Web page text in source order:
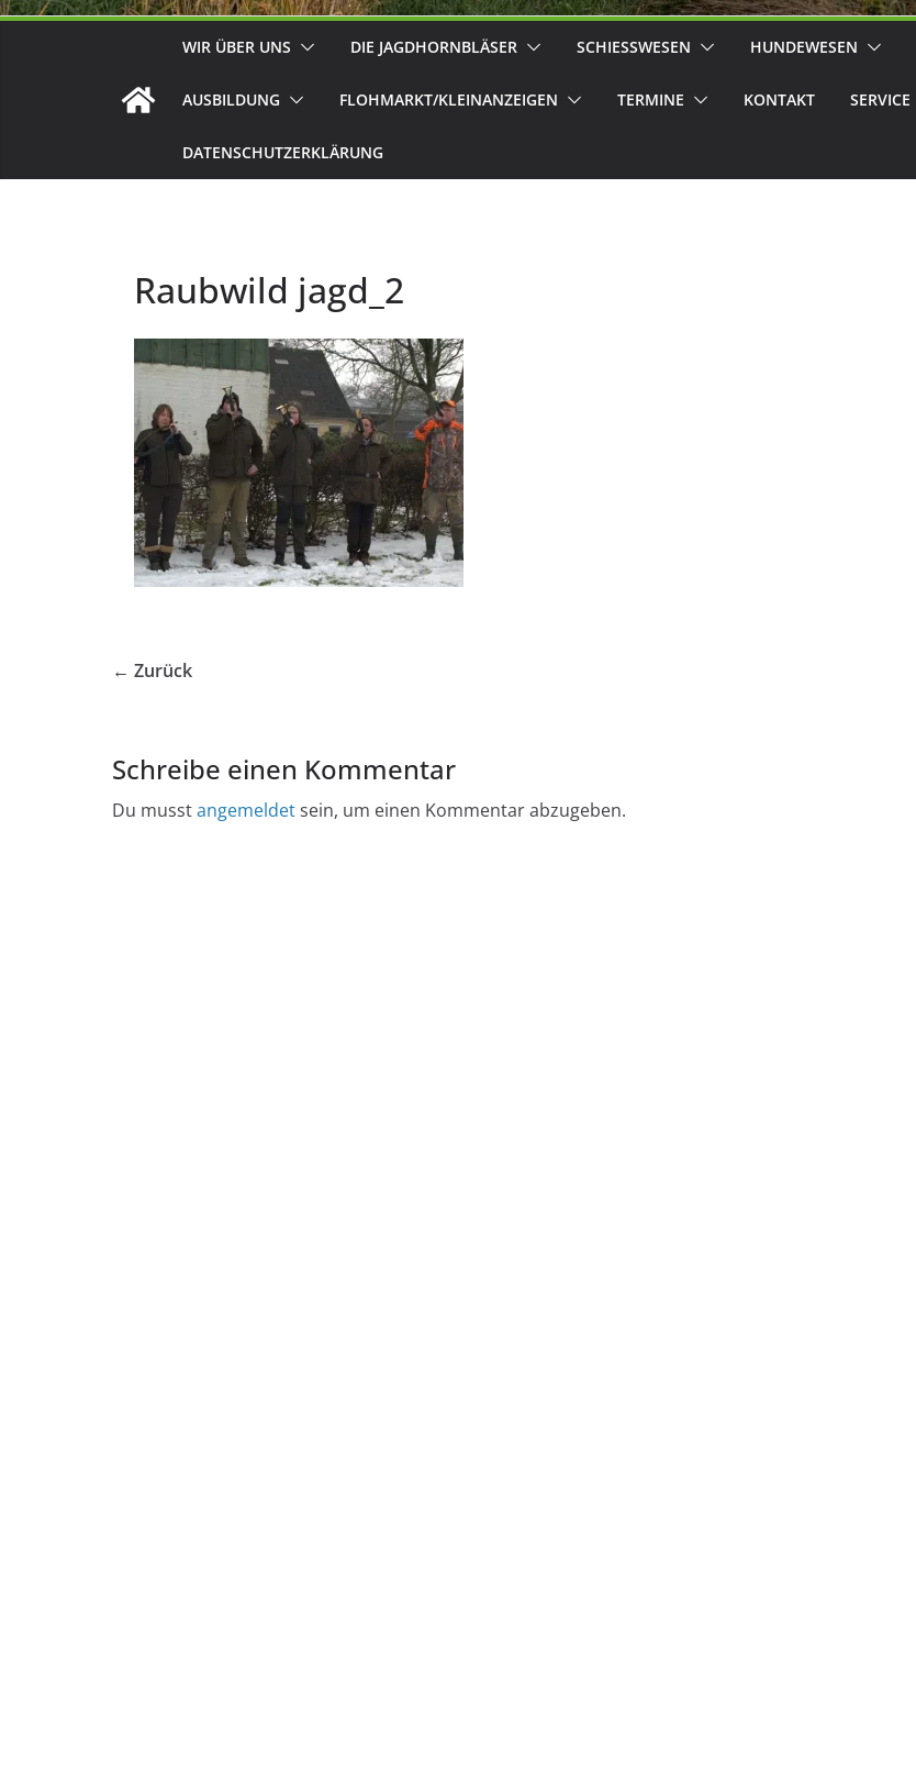
WIR ÜBER UNS DIE JAGDHORNBLÄSER SCHIESSWESEN HUNDEWESEN
AUSBILDUNG FLOHMARKT/KLEINANZEIGEN TERMINE KONTAKT SERVICE
DATENSCHUTZERKLÄRUNG
Raubwild jagd_2
← Zurück
Schreibe einen Kommentar
Du musstangemeldetsein, um einen Kommentar abzugeben.